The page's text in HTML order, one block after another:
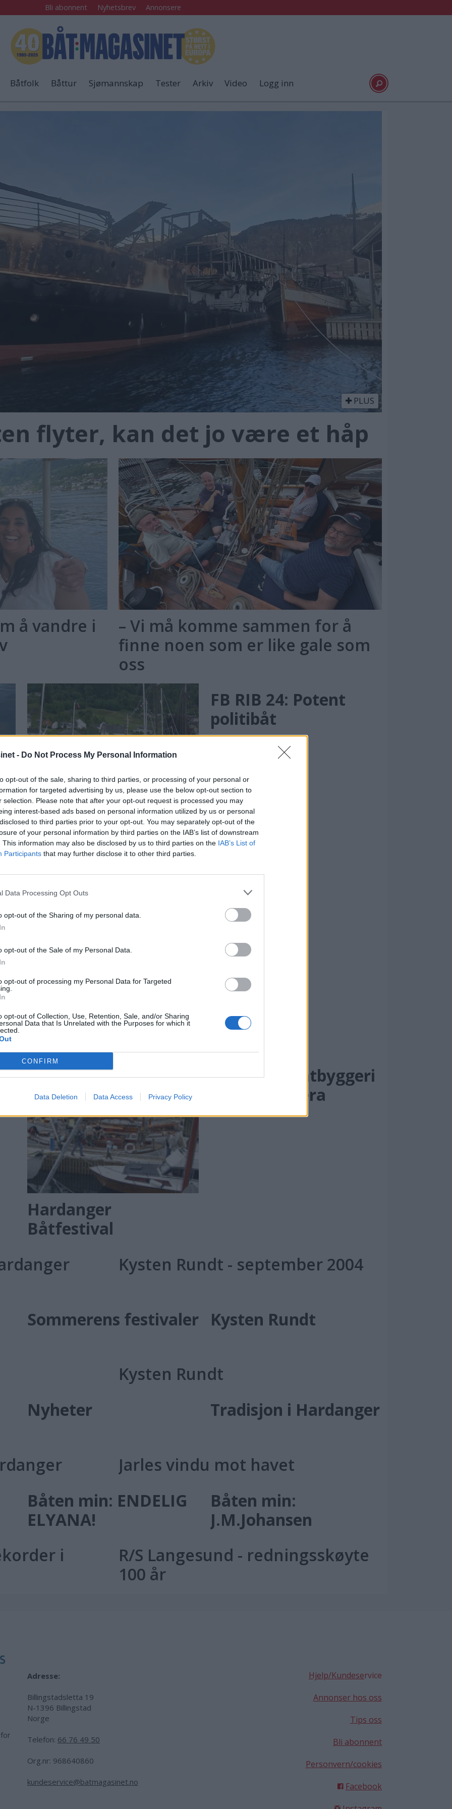
- Do Not Process My Personal Information
opt-out of the sale, sharing to third parties, or processing of your personal or
for targeted advertising by us, please use the below opt-out section to
selection. Please note that after your opt-out request is processed you may
interest-based ads based on personal information utilized by us or personal
to third parties prior to your opt-out. You may separately opt-out of the
of your personal information by third parties on the IAB’s list of downstream
This information may also be disclosed by us to third parties on the IAB’s List of
Participants that may further disclose it to other third parties.
Data Processing Opt Outs
opt-out of the Sharing of my personal data.
opt-out of the Sale of my Personal Data.
opt-out of processing my Personal Data for Targeted
opt-out of Collection, Use, Retention, Sale, and/or Sharing
Data that Is Unrelated with the Purposes for which it
CONFIRM
Data Deletion Data Access Privacy Policy
Bli abonnent Nyhetsbrev Annonsere
Båtfolk Båttur Sjømannskap Tester Arkiv Video Logg inn
PLUS
flyter, kan det jo være et håp
å vandre i
– Vi må komme sammen for å
finne noen som er like gale som
oss
Rekorddeltagelse i
Hardanger
FB RIB 24: Potent
politibåt
politibåt
Hardanger Båtfestival
-
Hardanger
Båtfestival
Djupevåg Båtbyggeri
innreder opera
Kysten Rundt - september 2004
Sommerens festivaler Kysten Rundt
Kysten Rundt
Nyheter Tradisjon i Hardanger
Jarles vindu mot havet
Båten min: ENDELIG
ELYANA!
Båten min:
J.M.Johansen
i
R/S Langesund - redningsskøyte
100 år
Adresse:
Billingstadsletta 19
N-1396 Billingstad
Norge
Telefon: 66 76 49 50
Org.nr: 968640860
kundeservice@batmagasinet.no
Hjelp/Kundeservice
Annonser hos oss
Tips oss
Bli abonnent
Personvern/cookies
Facebook